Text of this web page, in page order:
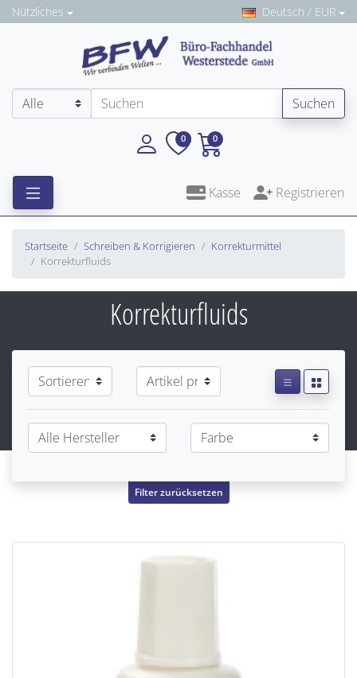
Nützliches Deutsch / EUR
Suchen
0 0
Kasse Registrieren
Startseite Schreiben & Korrigieren
Korrekturmittel
Korrekturfluids
Korrekturfluids
Filter zurücksetzen